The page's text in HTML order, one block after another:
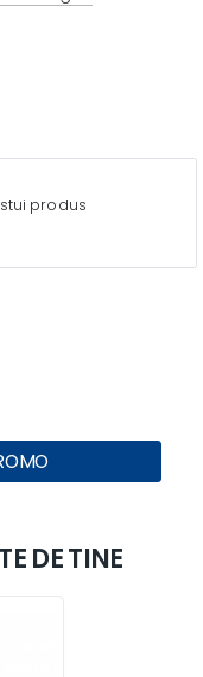
produs
DE TINE